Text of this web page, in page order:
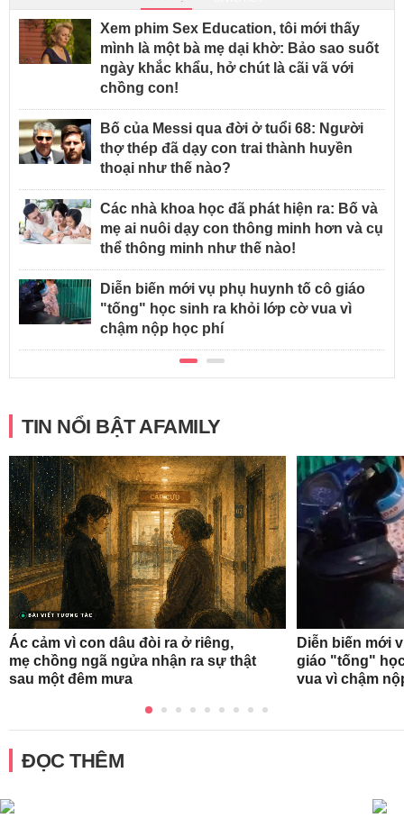
Xem phim Sex Education, tôi mới thấy
mình là một bà mẹ dại khờ: Bảo sao suốt
ngày khắc khẩu, hở chút là cãi vã với
chồng con!
Bố của Messi qua đời ở tuổi 68: Người
thợ thép đã dạy con trai thành huyền
thoại như thế nào?
Các nhà khoa học đã phát hiện ra: Bố và
mẹ ai nuôi dạy con thông minh hơn và cụ
thể thông minh như thế nào!
Diễn biến mới vụ phụ huynh tố cô giáo
"tống" học sinh ra khỏi lớp cờ vua vì
chậm nộp học phí
TIN NỔI BẬT AFAMILY
Ác cảm vì con dâu đòi ra ở riêng,
mẹ chồng ngã ngửa nhận ra sự thật
sau một đêm mưa
Diễn biến mới
giáo "tống"
vua vì chậm
ĐỌC THÊM